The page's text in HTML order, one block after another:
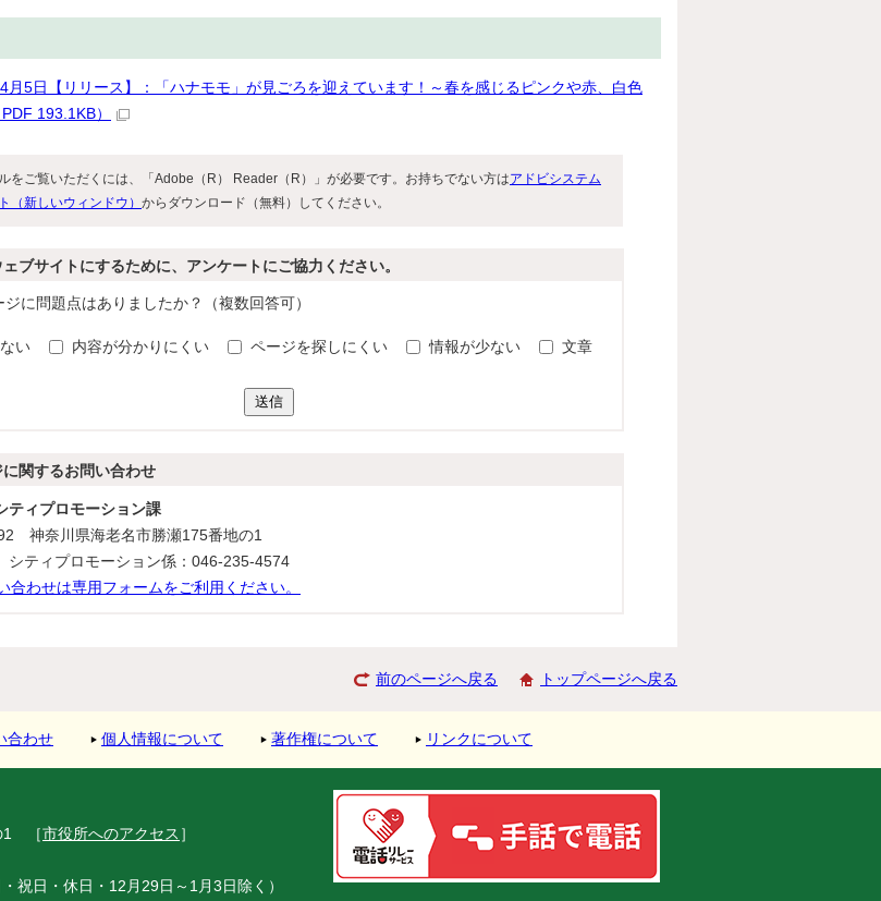
月5日【リリース】：「ハナモモ」が見ごろを迎えています！～春を感じるピンクや赤、白色
193.1KB）
をご覧いただくには、「Adobe（R） Reader（R）」が必要です。お持ちでない方はアドビシステム
（新しいウィンドウ） からダウンロード（無料）してください。
ブサイトにするために、アンケートにご協力ください。
ジに問題点はありましたか？（複数回答可）
い 内容が分かりにくい ページを探しにくい 情報が少ない
文章
送信
関するお問い合わせ
ィプロモーション課
神奈川県海老名市勝瀬175番地の1
ティプロモーション係：046-235-4574
合わせは専用フォームをご利用ください。
前のページへ戻る トップページへ戻る
合わせ 個人情報について 著作権について リンクについて
1 ［市役所へのアクセス ］
祝日・休日・12月29日～1月3日除く）